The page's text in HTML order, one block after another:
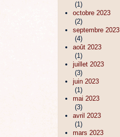
(1)
octobre 2023
(2)
septembre 2023
(4)
août 2023
(1)
juillet 2023
(3)
juin 2023
(1)
mai 2023
(3)
avril 2023
(1)
mars 2023